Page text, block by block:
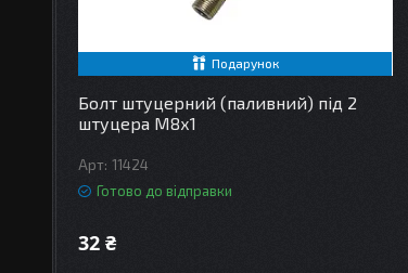
Подарунок
Болт штуцерний (паливний) під 2
штуцера М8х1
11424
Готово до відправки
32 ₴